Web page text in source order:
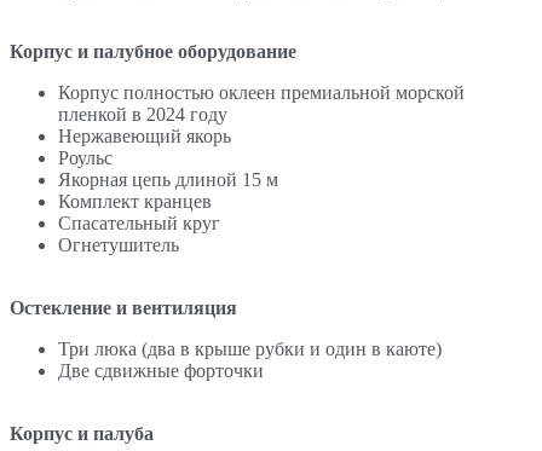
Корпус и палубное оборудование
Корпус полностью оклеен премиальной морской
пленкой в 2024 году
Нержавеющий якорь
Роульс
Якорная цепь длиной 15 м
Комплект кранцев
Спасательный круг
Огнетушитель
Остекление и вентиляция
Три люка (два в крыше рубки и один в каюте)
Две сдвижные форточки
Корпус и палуба